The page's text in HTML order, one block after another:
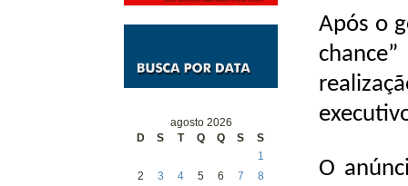
agosto 2026
D
S T Q Q S
S
1
2
3 4 5 6 7
8
Após o
O